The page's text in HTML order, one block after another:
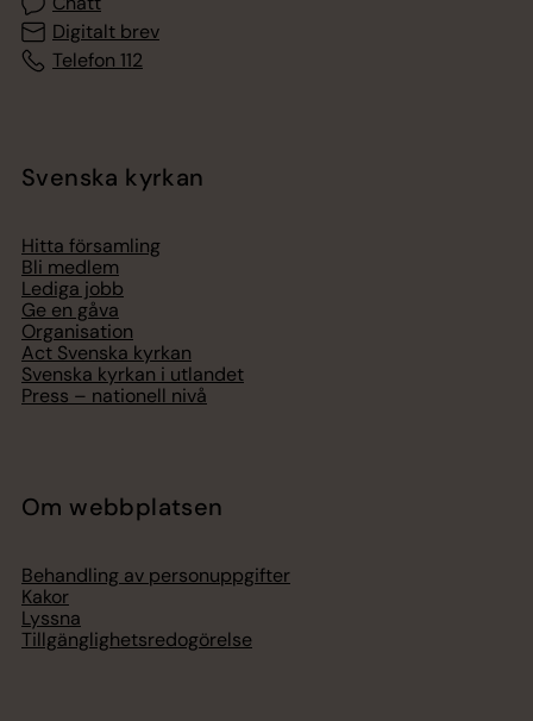
Digitalt brev
Telefon 112
Svenska kyrkan
Hitta församling
Bli medlem
Lediga jobb
Ge en gåva
Organisation
Act Svenska kyrkan
Svenska kyrkan i utlandet
Press – nationell nivå
Om webbplatsen
Behandling av personuppgifter
Kakor
Lyssna
Tillgänglighetsredogörelse